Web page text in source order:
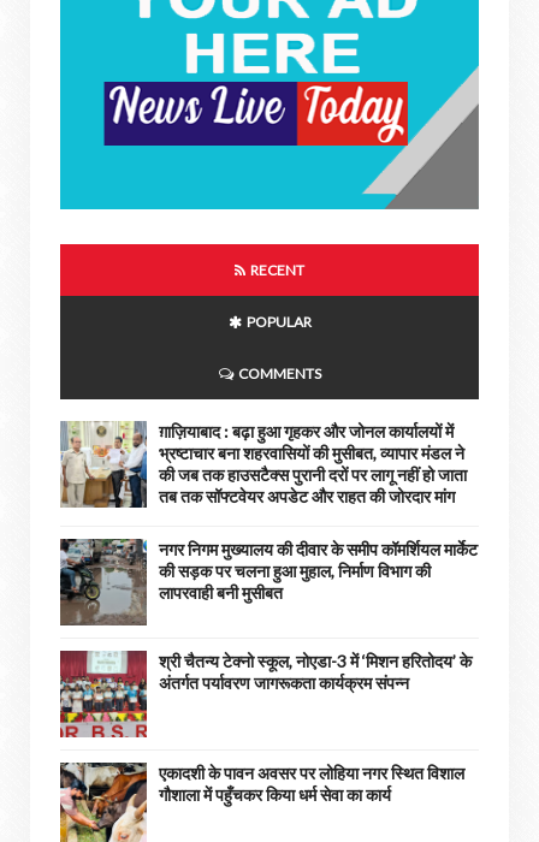
RECENT
POPULAR
COMMENTS
ग़ाज़ियाबाद : बढ़ा हुआ गृहकर और जोनल कार्यालयों में
भ्रष्टाचार बना शहरवासियों की मुसीबत, व्यापार मंडल ने
की जब तक हाउसटैक्स पुरानी दरों पर लागू नहीं हो जाता
तब तक सॉफ्टवेयर अपडेट और राहत की जोरदार मांग
नगर निगम मुख्यालय की दीवार के समीप कॉमर्शियल मार्केट
की सड़क पर चलना हुआ मुहाल, निर्माण विभाग की
लापरवाही बनी मुसीबत
श्री चैतन्य टेक्नो स्कूल, नोएडा-3 में ‘मिशन हरितोदय’ के
अंतर्गत पर्यावरण जागरूकता कार्यक्रम संपन्न
एकादशी के पावन अवसर पर लोहिया नगर स्थित विशाल
गौशाला में पहुँचकर किया धर्म सेवा का कार्य